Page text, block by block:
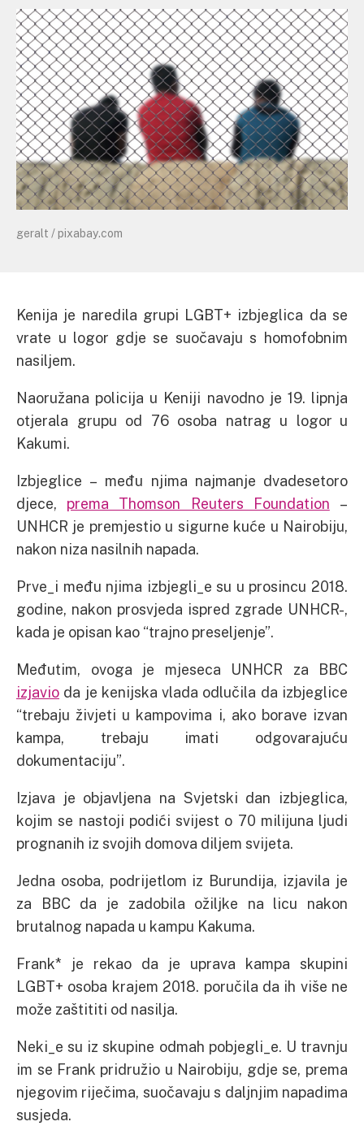
geralt / pixabay.com
Kenija je naredila grupi LGBT+ izbjeglica da se
vrate u logor gdje se suočavaju s homofobnim
nasiljem.
Naoružana policija u Keniji navodno je 19. lipnja
otjerala grupu od 76 osoba natrag u logor u
Kakumi.
Izbjeglice – među njima najmanje dvadesetoro
djece, prema Thomson Reuters Foundation –
UNHCR je premjestio u sigurne kuće u Nairobiju,
nakon niza nasilnih napada.
Prve_i među njima izbjegli_e su u prosincu 2018.
godine, nakon prosvjeda ispred zgrade UNHCR-,
kada je opisan kao “trajno preseljenje”.
Međutim, ovoga je mjeseca UNHCR za BBC
izjavio da je kenijska vlada odlučila da izbjeglice
“trebaju živjeti u kampovima i, ako borave izvan
kampa, trebaju imati odgovarajuću
dokumentaciju”.
Izjava je objavljena na Svjetski dan izbjeglica,
kojim se nastoji podići svijest o 70 milijuna ljudi
prognanih iz svojih domova diljem svijeta.
Jedna osoba, podrijetlom iz Burundija, izjavila je
za BBC da je zadobila ožiljke na licu nakon
brutalnog napada u kampu Kakuma.
Frank* je rekao da je uprava kampa skupini
LGBT+ osoba krajem 2018. poručila da ih više ne
može zaštititi od nasilja.
Neki_e su iz skupine odmah pobjegli_e. U travnju
im se Frank pridružio u Nairobiju, gdje se, prema
njegovim riječima, suočavaju s daljnjim napadima
susjeda.